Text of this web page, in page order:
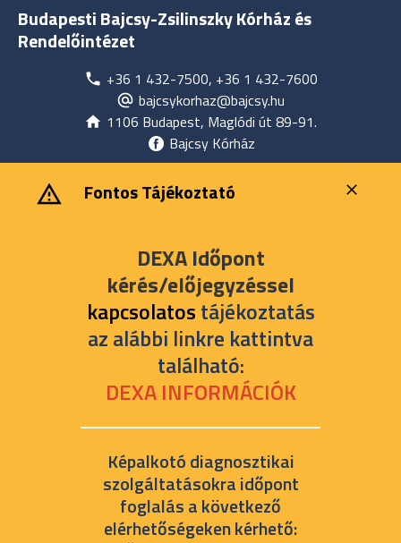
Budapesti Bajcsy-Zsilinszky Kórház és
Rendelőintézet
+36 1 432-7500, +36 1 432-7600
bajcsykorhaz@bajcsy.hu
1106 Budapest, Maglódi út 89-91.
Bajcsy Kórház
‎ ‎Fontos Tájékoztató
DEXA Időpont
kérés/előjegyzéssel
kapcsolatostájékoztatás
az alábbi linkre kattintva
található:
DEXA INFORMÁCIÓK
Képalkotó diagnosztikai
szolgáltatásokra időpont
foglalás a következő
elérhetőségeken kérhető: